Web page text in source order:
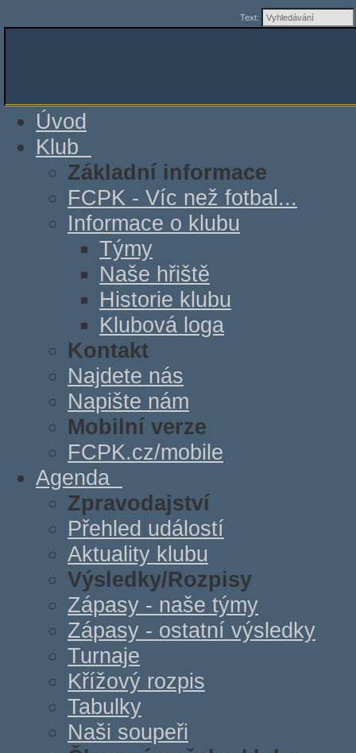
Text:
Úvod
Klub
Základní informace
FCPK - Víc než fotbal...
Informace o klubu
Týmy
Naše hřiště
Historie klubu
Klubová loga
Kontakt
Najdete nás
Napište nám
Mobilní verze
FCPK.cz/mobile
Agenda
Zpravodajství
Přehled událostí
Aktuality klubu
Výsledky/Rozpisy
Zápasy - naše týmy
Zápasy - ostatní výsledky
Turnaje
Křížový rozpis
Tabulky
Naši soupeři